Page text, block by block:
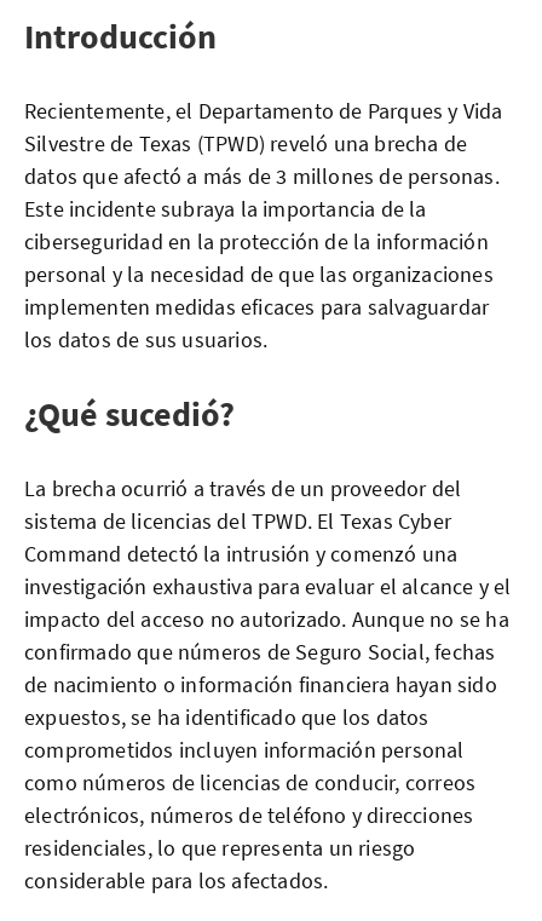
Introducción
Recientemente, el Departamento de Parques y Vida
Silvestre de Texas (TPWD) reveló una brecha de
datos que afectó a más de 3 millones de personas.
Este incidente subraya la importancia de la
ciberseguridad en la protección de la información
personal y la necesidad de que las organizaciones
implementen medidas eficaces para salvaguardar
los datos de sus usuarios.
¿Qué sucedió?
La brecha ocurrió a través de un proveedor del
sistema de licencias del TPWD. El Texas Cyber
Command detectó la intrusión y comenzó una
investigación exhaustiva para evaluar el alcance y el
impacto del acceso no autorizado. Aunque no se ha
confirmado que números de Seguro Social, fechas
de nacimiento o información financiera hayan sido
expuestos, se ha identificado que los datos
comprometidos incluyen información personal
como números de licencias de conducir, correos
electrónicos, números de teléfono y direcciones
residenciales, lo que representa un riesgo
considerable para los afectados.